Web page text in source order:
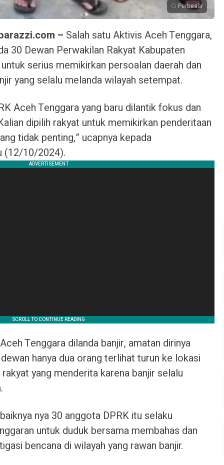
Perbesar
– Salah satu Aktivis Aceh Tenggara,
30 Dewan Perwakilan Rakyat Kabupaten
serius memikirkan persoalan daerah dan
yang selalu melanda wilayah setempat.
Aceh Tenggara yang baru dilantik fokus dan
dipilih rakyat untuk memikirkan penderitaan
tidak penting,” ucapnya kepada
(12/10/2024).
Tenggara dilanda banjir, amatan dirinya
hanya dua orang terlihat turun ke lokasi
yang menderita karena banjir selalu
nya 30 anggota DPRK itu selaku
untuk duduk bersama membahas dan
bencana di wilayah yang rawan banjir.